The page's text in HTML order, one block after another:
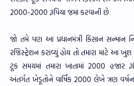
2000-2000 રૂપિયા જમા કરવાની છે
જો તમે પણ આ પ્રધાનમંત્રી કિસાન સન્માન
રજિસ્ટ્રેશન કરાવ્યું હોય તો તમારા માટે આ
ટૂંક સમયમાં તમારા ખાતામાં 2000 હજાર
અંતર્ગત ખેડૂતોને વાર્ષિક 2000 લેખે ત્રણ